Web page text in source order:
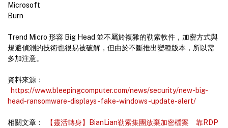
Microsoft
Burn
Trend Micro 形容 Big Head 並不屬於複雜的勒索軟件，加密方式與
規避偵測的技術也很易被破解，但由於不斷推出變種版本，所以需
多加注意。
資料來源：
https://www.bleepingcomputer.com/news/security/new-big-
head-ransomware-displays-fake-windows-update-alert/
相關文章：
【靈活轉身】BianLian勒索集團放棄加密檔案 靠RDP